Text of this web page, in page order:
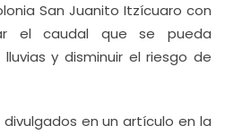
San Juanito Itzícuaro con
el caudal que se pueda
y disminuir el riesgo de
en un artículo en la